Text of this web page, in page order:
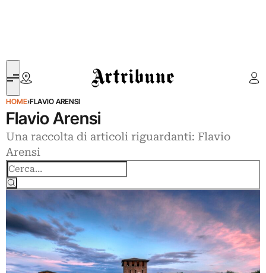
Artribune
HOME›FLAVIO ARENSI
Flavio Arensi
Una raccolta di articoli riguardanti: Flavio
Arensi